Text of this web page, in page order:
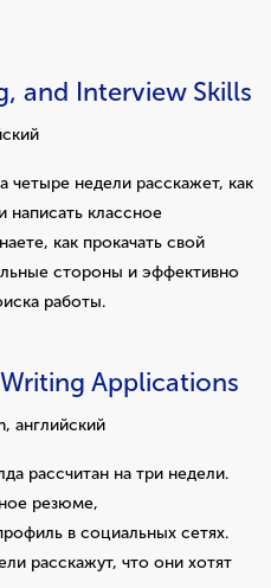
and Interview Skills
недели расскажет, как
написать классное
как прокачать свой
стороны и эффективно
работы.
Applications
английский
рассчитан на три недели.
резюме,
в социальных сетях.
расскажут, что они хотят